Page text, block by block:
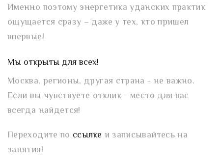
Именно поэтому энергетика уданских практик
ощущается сразу – даже у тех, кто пришел
впервые!
Мы открыты для всех!
Москва, регионы, другая страна - не важно.
Если вы чувствуете отклик - место для вас
всегда найдется!
Переходите по ссылке и записывайтесь на
занятия!